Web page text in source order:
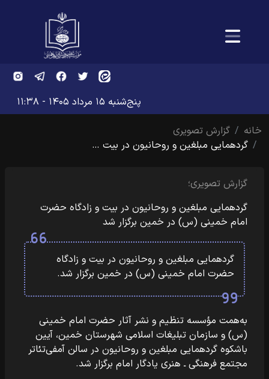
پنج‌شنبه ۱۵ مرداد ۱۴۰۵ - ۱۱:۳۸
خانه
گزارش تصویری
گردهمایی مبلغین و روحانیون در بیت …
گزارش تصویری؛
گردهمایی مبلغین و روحانیون در بیت و زادگاه حضرت
امام خمینی (س) در خمین برگزار شد
گردهمایی مبلغین و روحانیون در بیت و زادگاه
حضرت امام خمینی (س) در خمین برگزار شد.
به‌همت مؤسسه تنظیم و نشر آثار حضرت امام خمینی
(س) و سازمان تبلیغات اسلامی شهرستان خمین، آیین
باشکوه گردهمایی مبلغین و روحانیون در سالن آمفی‌تئاتر
مجتمع فرهنگی ـ هنری یادگار امام برگزار شد.